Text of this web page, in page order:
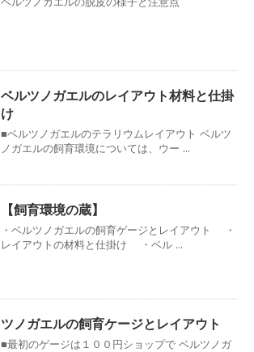
ベルツノガエルのレイアウト材料と仕掛
け
■ベルツノガエルのテラリウムレイアウト ベルツ
ノガエルの飼育環境については、ウー ...
【飼育環境の蔵】
・ベルツノガエルの飼育ゲージとレイアウト ・
レイアウトの材料と仕掛け ・ベル ...
ツノガエルの飼育ケージとレイアウト
■最初のゲージは１００円ショップで ベルツノガ